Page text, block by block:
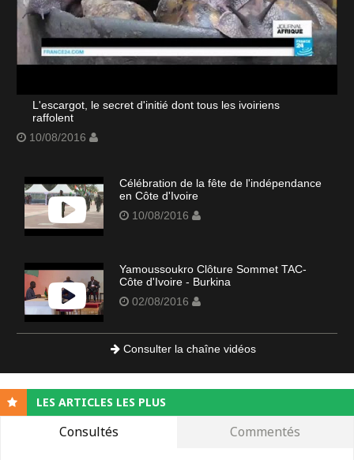
L'escargot, le secret d'initié dont tous les ivoiriens
raffolent
10/08/2016
Célébration de la fête de l'indépendance
en Côte d'Ivoire
10/08/2016
Yamoussoukro Clôture Sommet TAC-
Côte d'Ivoire - Burkina
02/08/2016
Consulter la chaîne vidéos
LES ARTICLES LES PLUS
Consultés Commentés